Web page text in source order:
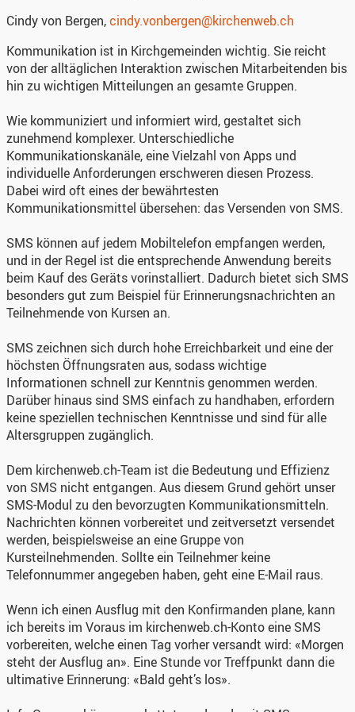
Cindy von Bergen,cindy.vonbergen@kirchenweb.ch
Kommunikation ist in Kirchgemeinden wichtig. Sie reicht
von der alltäglichen Interaktion zwischen Mitarbeitenden bis
hin zu wichtigen Mitteilungen an gesamte Gruppen.
Wie kommuniziert und informiert wird, gestaltet sich
zunehmend komplexer. Unterschiedliche
Kommunikationskanäle, eine Vielzahl von Apps und
individuelle Anforderungen erschweren diesen Prozess.
Dabei wird oft eines der bewährtesten
Kommunikationsmittel übersehen: das Versenden von SMS.
SMS können auf jedem Mobiltelefon empfangen werden,
und in der Regel ist die entsprechende Anwendung bereits
beim Kauf des Geräts vorinstalliert. Dadurch bietet sich SMS
besonders gut zum Beispiel für Erinnerungsnachrichten an
Teilnehmende von Kursen an.
SMS zeichnen sich durch hohe Erreichbarkeit und eine der
höchsten Öffnungsraten aus, sodass wichtige
Informationen schnell zur Kenntnis genommen werden.
Darüber hinaus sind SMS einfach zu handhaben, erfordern
keine speziellen technischen Kenntnisse und sind für alle
Altersgruppen zugänglich.
Dem kirchenweb.ch-Team ist die Bedeutung und Effizienz
von SMS nicht entgangen. Aus diesem Grund gehört unser
SMS-Modul zu den bevorzugten Kommunikationsmitteln.
Nachrichten können vorbereitet und zeitversetzt versendet
werden, beispielsweise an eine Gruppe von
Kursteilnehmenden. Sollte ein Teilnehmer keine
Telefonnummer angegeben haben, geht eine E-Mail raus.
Wenn ich einen Ausflug mit den Konfirmanden plane, kann
ich bereits im Voraus im kirchenweb.ch-Konto eine SMS
vorbereiten, welche einen Tag vorher versandt wird: «Morgen
steht der Ausflug an». Eine Stunde vor Treffpunkt dann die
ultimative Erinnerung: «Bald geht’s los».